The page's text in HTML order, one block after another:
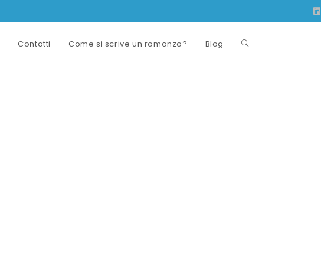
Contatti Come si scrive un romanzo? Blog Attiva/disattiva